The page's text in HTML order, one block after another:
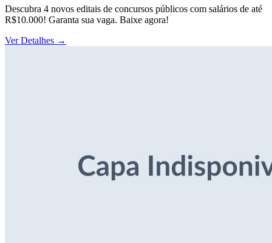
Descubra 4 novos editais de concursos públicos com salários de até
R$10.000! Garanta sua vaga. Baixe agora!
Ver Detalhes →